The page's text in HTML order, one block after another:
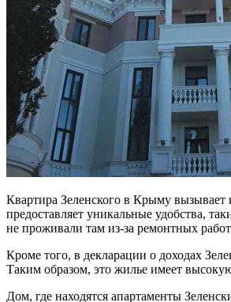
Квартира Зеленского в Крыму
предоставляет уникальные удобства,
не проживали там из-за ремонтных
Кроме того, в декларации о доходах
Таким образом, это жилье имеет
Дом, где находятся апартаменты